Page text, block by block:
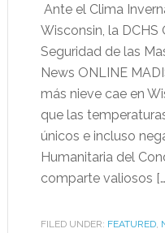
Ante el Clima
Wisconsin, la DCHS
Seguridad de las
News ONLINE
más nieve cae en
que las
únicos e incluso
Humanitaria del
comparte valiosos
FILED UNDER: FEATURED,